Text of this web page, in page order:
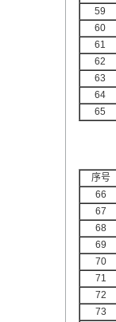
59
60
61
62
63
64
65
序号
66
67
68
69
70
71
72
73